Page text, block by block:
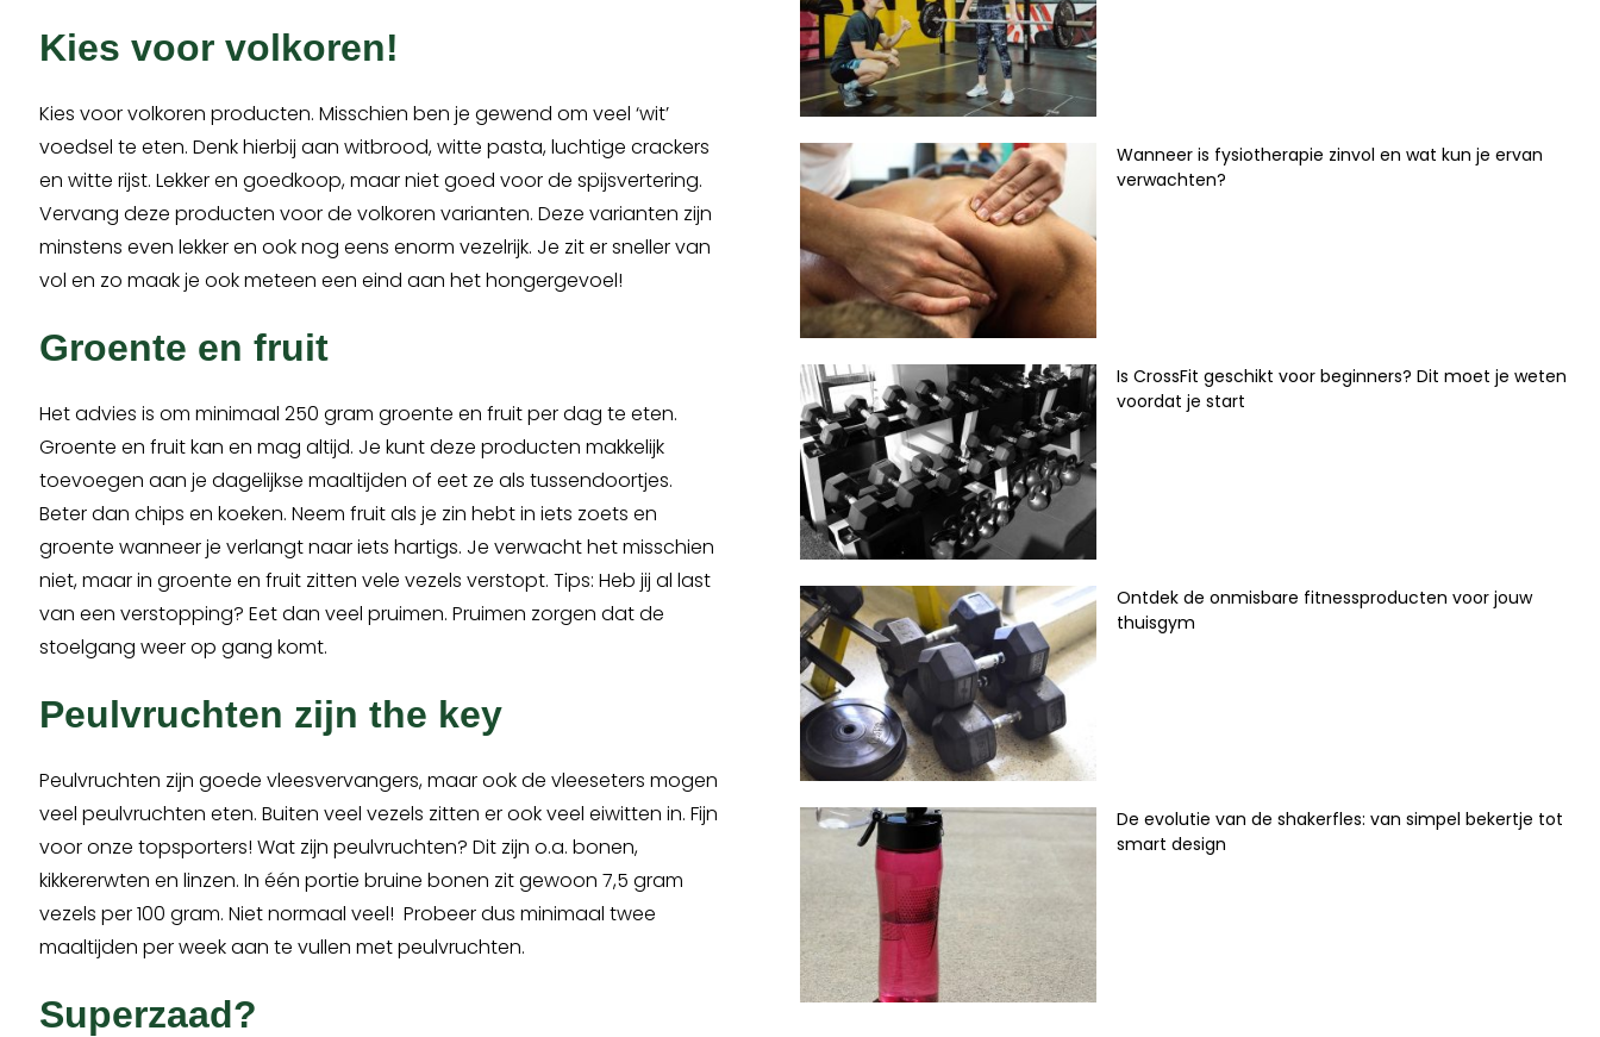
Kies voor volkoren!
Kies voor volkoren producten. Misschien ben je gewend om veel ‘wit’
voedsel te eten. Denk hierbij aan witbrood, witte pasta, luchtige crackers
en witte rijst. Lekker en goedkoop, maar niet goed voor de spijsvertering.
Vervang deze producten voor de volkoren varianten. Deze varianten zijn
minstens even lekker en ook nog eens enorm vezelrijk. Je zit er sneller van
vol en zo maak je ook meteen een eind aan het hongergevoel!
Groente en fruit
Het advies is om minimaal 250 gram groente en fruit per dag te eten.
Groente en fruit kan en mag altijd. Je kunt deze producten makkelijk
toevoegen aan je dagelijkse maaltijden of eet ze als tussendoortjes.
Beter dan chips en koeken. Neem fruit als je zin hebt in iets zoets en
groente wanneer je verlangt naar iets hartigs. Je verwacht het misschien
niet, maar in groente en fruit zitten vele vezels verstopt. Tips: Heb jij al last
van een verstopping? Eet dan veel pruimen. Pruimen zorgen dat de
stoelgang weer op gang komt.
Peulvruchten zijn the key
Peulvruchten zijn goede vleesvervangers, maar ook de vleeseters mogen
veel peulvruchten eten. Buiten veel vezels zitten er ook veel eiwitten in. Fijn
voor onze topsporters! Wat zijn peulvruchten? Dit zijn o.a. bonen,
kikkererwten en linzen. In één portie bruine bonen zit gewoon 7,5 gram
vezels per 100 gram. Niet normaal veel! Probeer dus minimaal twee
maaltijden per week aan te vullen met peulvruchten.
Superzaad?
Wanneer is fysiotherapie zinvol en wat kun je ervan
verwachten?
Is CrossFit geschikt voor beginners? Dit moet je weten
voordat je start
Ontdek de onmisbare fitnessproducten voor jouw
thuisgym
De evolutie van de shakerfles: van simpel bekertje tot
smart design